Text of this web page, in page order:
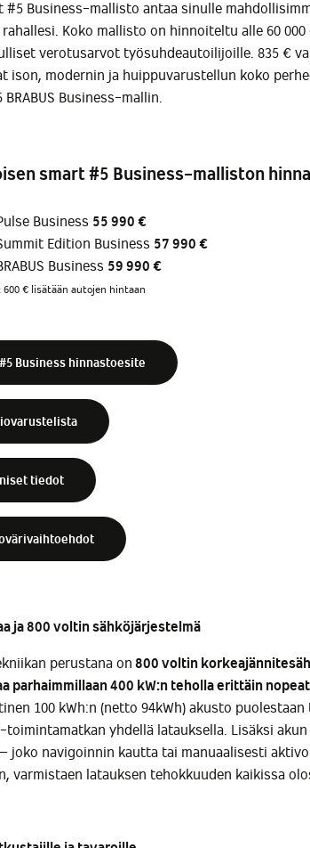
#5 Business-mallisto antaa sinulle
Koko mallisto on hinnoiteltu alle 60 000
verotusarvot työsuhdeautoilijoille. 835 €
ison, modernin ja huippuvarustellun koko
Business-mallin.
smart #5 Business-malliston
Business 55 990 €
Edition Business 57 990 €
Business 59 990 €
€ lisätään autojen hintaan
Business hinnastoesite
tiedot
ja 800 voltin sähköjärjestelmä
perustana on 800 voltin
parhaimmillaan 400 kW:n teholla erittäin
100 kWh:n (netto 94kWh) akusto puolestaan
toimintamatkan yhdellä latauksella. Lisäksi
joko navigoinnin kautta tai manuaalisesti
varmistaen latauksen tehokkuuden kaikissa